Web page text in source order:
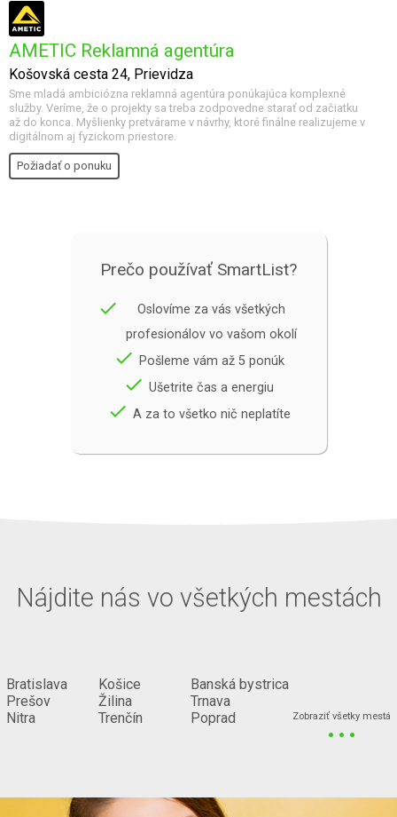
AMETIC Reklamná agentúra
Košovská cesta 24, Prievidza
Sme mladá ambiciózna reklamná agentúra ponúkajúca komplexné
služby. Veríme, že o projekty sa treba zodpovedne starať od začiatku
až do konca. Myšlienky pretvárame v návrhy, ktoré finálne realizujeme v
digitálnom aj fyzickom priestore.
Požiadať o ponuku
Prečo používať SmartList?
done
Oslovíme za vás všetkých
profesionálov vo vašom okolí
done Pošleme vám až 5 ponúk
done Ušetrite čas a energiu
done A za to všetko nič neplatíte
Nájdite nás vo všetkých mestách
Bratislava
Prešov
Nitra
Košice
Žilina
Trenčín
Banská bystrica
Trnava
Poprad
Zobraziť všetky mestá
...